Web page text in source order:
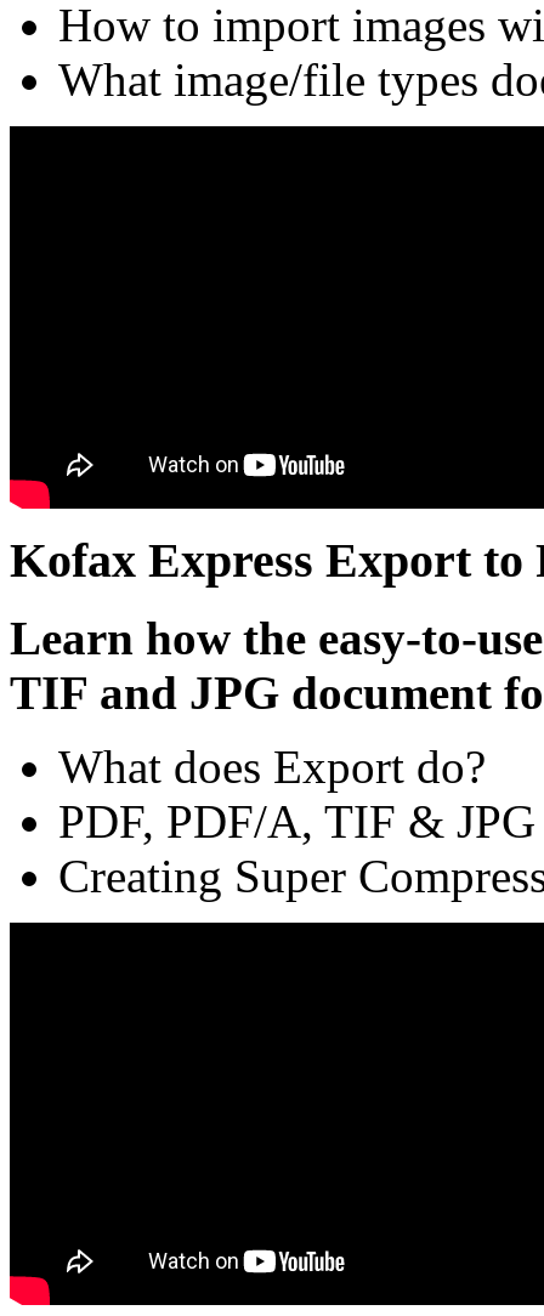
How to import images
What image/file types
Kofax Express Export to
Learn how the easy-to-
TIF and JPG document
What does Export do?
PDF, PDF/A, TIF &
Creating Super